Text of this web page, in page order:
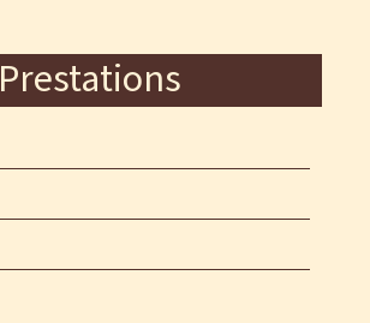
Prestations